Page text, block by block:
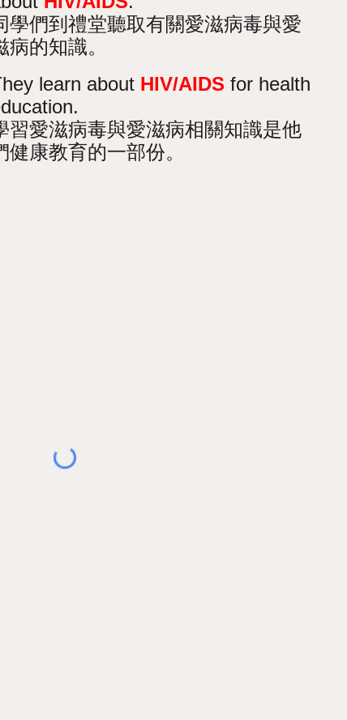
學們到禮堂聽取有關愛滋病毒與愛
病的知識。
learn about HIV/AIDS for health
習愛滋病毒與愛滋病相關知識是他
健康教育的一部份。